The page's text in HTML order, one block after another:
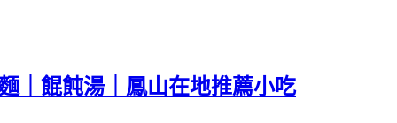
｜餛飩湯｜鳳山在地推薦小吃